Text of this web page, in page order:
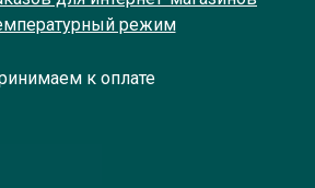
режим
к оплате